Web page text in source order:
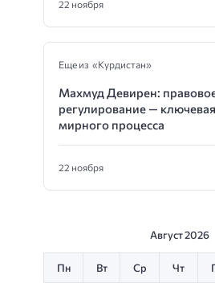
22 ноября
Еще из «Курдистан»
Махмуд Девирен:
регулирование —
мирного процесса
22 ноября
Август 2026
Пн Вт Ср Чт